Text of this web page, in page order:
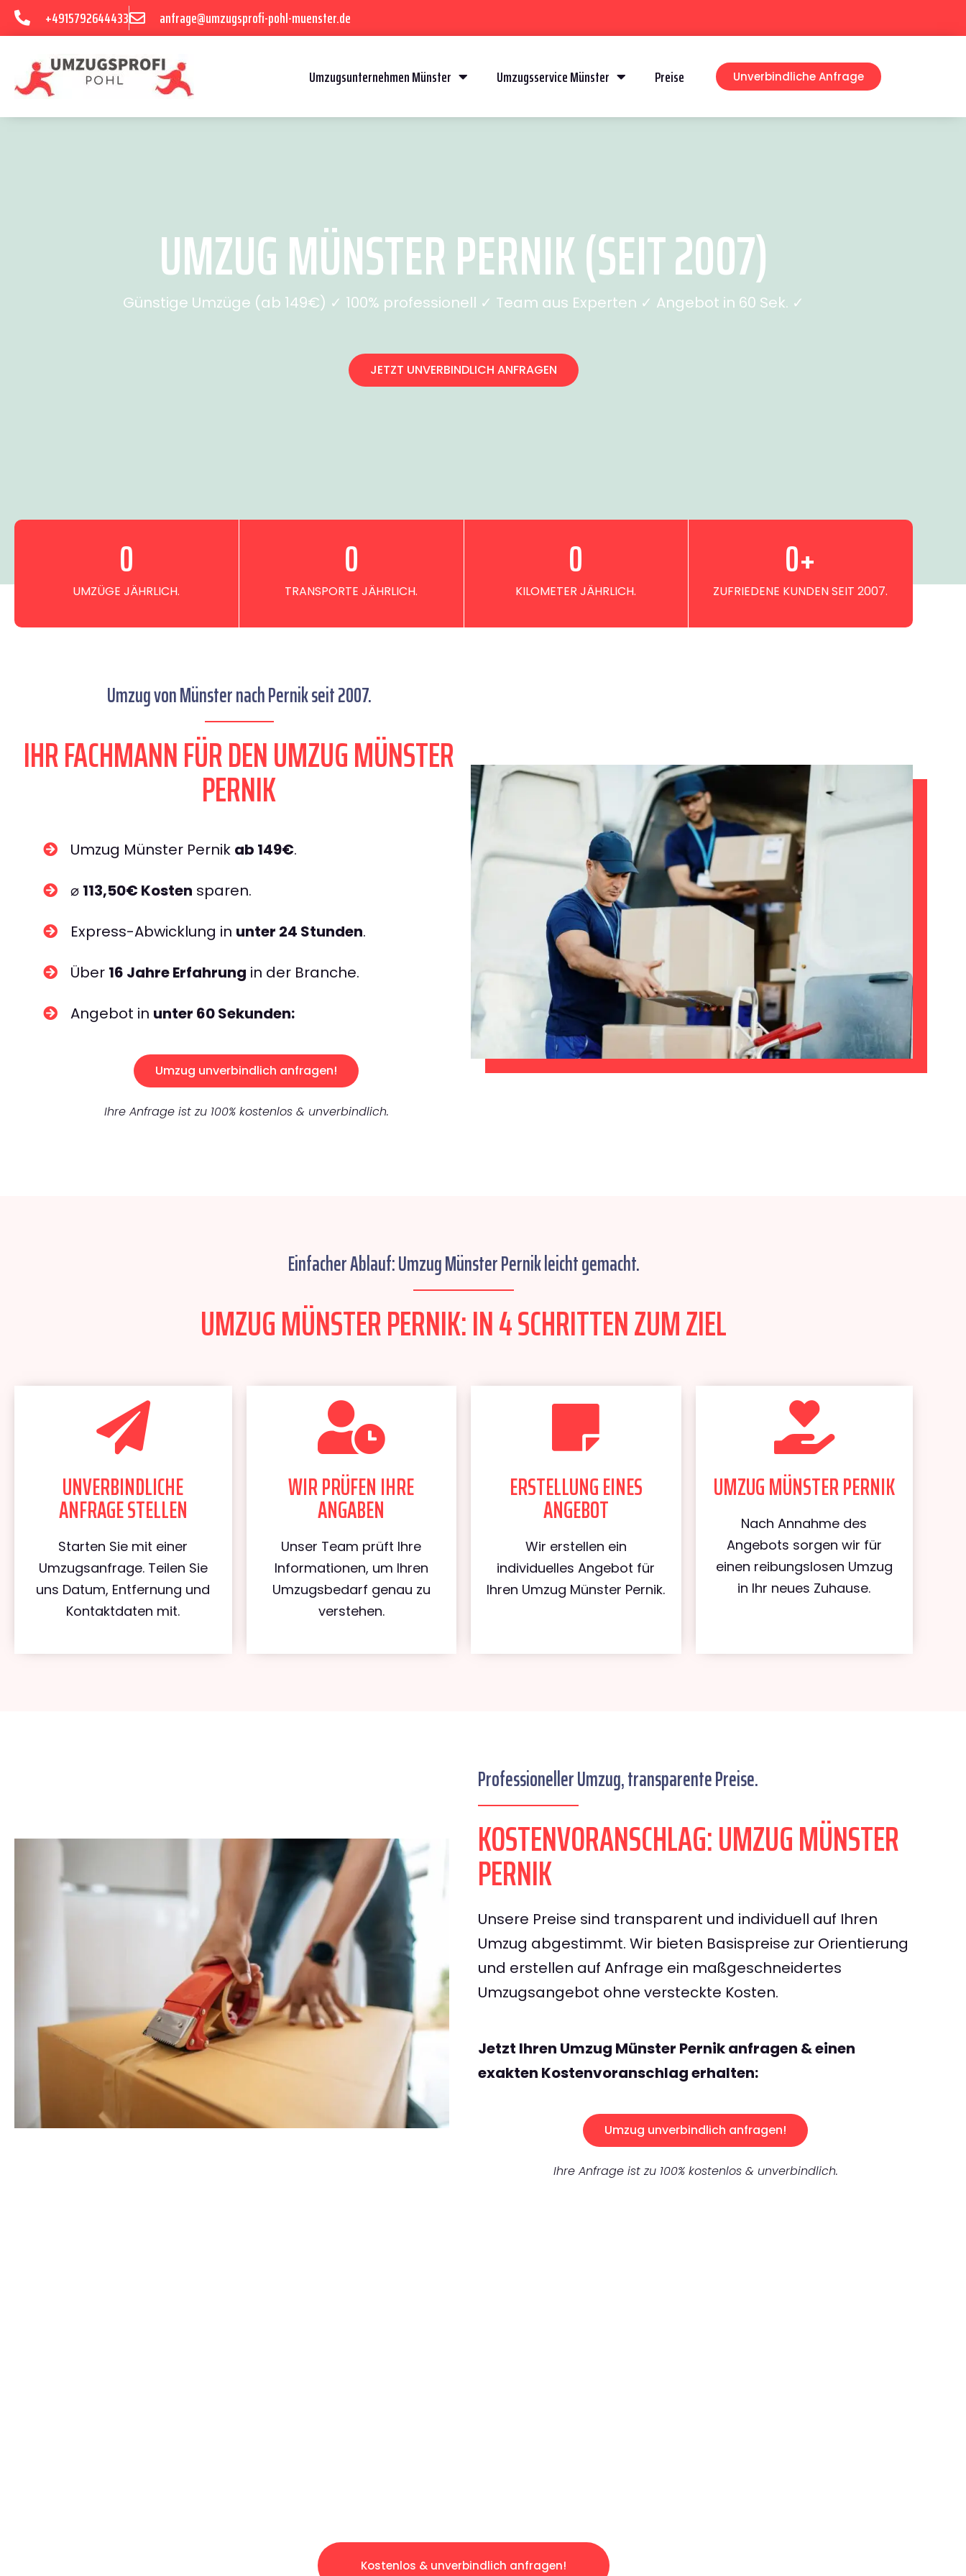
+4915792644433 anfrage@umzugsprofi-pohl-muenster.de
Umzugsunternehmen Münster Umzugsservice Münster Preise Unverbindliche Anfrage
UMZUG MÜNSTER PERNIK (SEIT 2007)
Günstige Umzüge (ab 149€) ✓ 100% professionell ✓ Team aus Experten ✓ Angebot in 60 Sek. ✓
JETZT UNVERBINDLICH ANFRAGEN
UMZÜGE JÄHRLICH.
0
TRANSPORTE JÄHRLICH.
0
KILOMETER JÄHRLICH.
0
ZUFRIEDENE KUNDEN SEIT 2007.
0+
Umzug von Münster nach Pernik seit 2007.
IHR FACHMANN FÜR DEN UMZUG MÜNSTER
PERNIK
Umzug Münster Pernik ab 149€.
⌀ 113,50€ Kosten sparen.
Express-Abwicklung in unter 24 Stunden.
Über 16 Jahre Erfahrung in der Branche.
Angebot in unter 60 Sekunden:
Umzug unverbindlich anfragen!
Ihre Anfrage ist zu 100% kostenlos & unverbindlich.
Einfacher Ablauf: Umzug Münster Pernik leicht gemacht.
UMZUG MÜNSTER PERNIK: IN 4 SCHRITTEN ZUM ZIEL
UNVERBINDLICHE
ANFRAGE STELLEN
Starten Sie mit einer
Umzugsanfrage. Teilen Sie
uns Datum, Entfernung und
Kontaktdaten mit.
WIR PRÜFEN IHRE
ANGABEN
Unser Team prüft Ihre
Informationen, um Ihren
Umzugsbedarf genau zu
verstehen.
ERSTELLUNG EINES
ANGEBOT
Wir erstellen ein
individuelles Angebot für
Ihren Umzug Münster Pernik.
UMZUG MÜNSTER PERNIK
Nach Annahme des
Angebots sorgen wir für
einen reibungslosen Umzug
in Ihr neues Zuhause.
Professioneller Umzug, transparente Preise.
KOSTENVORANSCHLAG: UMZUG MÜNSTER
PERNIK
Unsere Preise sind transparent und individuell auf Ihren
Umzug abgestimmt. Wir bieten Basispreise zur Orientierung
und erstellen auf Anfrage ein maßgeschneidertes
Umzugsangebot ohne versteckte Kosten.
Jetzt Ihren Umzug Münster Pernik anfragen & einen
exakten Kostenvoranschlag erhalten:
Umzug unverbindlich anfragen!
Ihre Anfrage ist zu 100% kostenlos & unverbindlich.
Kostenlos & unverbindlich anfragen!